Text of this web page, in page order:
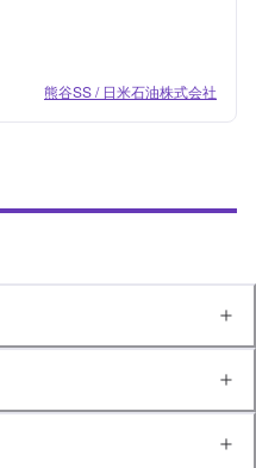
熊谷SS / 日米石油株式会社